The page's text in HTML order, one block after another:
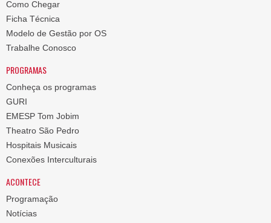
Como Chegar
Ficha Técnica
Modelo de Gestão por OS
Trabalhe Conosco
PROGRAMAS
Conheça os programas
GURI
EMESP Tom Jobim
Theatro São Pedro
Hospitais Musicais
Conexões Interculturais
ACONTECE
Programação
Notícias